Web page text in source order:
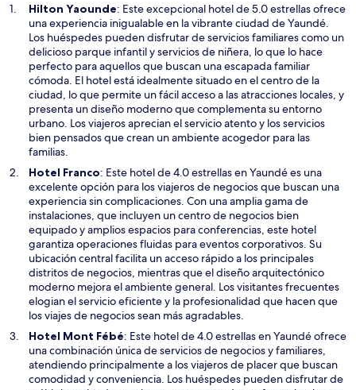
Hilton YaoundeS
e
a
b
r
i
r
á
e
n
a
n
u
e
v
a
v
e
n
t
a
n
a
: Este excepcional hotel de 5.0 estrellas ofrece
una experiencia inigualable en la vibrante ciudad de Yaundé.
Los huéspedes pueden disfrutar de servicios familiares como un
delicioso parque infantil y servicios de niñera, lo que lo hace
perfecto para aquellos que buscan una escapada familiar
cómoda. El hotel está idealmente situado en el centro de la
ciudad, lo que permite un fácil acceso a las atracciones locales, y
presenta un diseño moderno que complementa su entorno
urbano. Los viajeros aprecian el servicio atento y los servicios
bien pensados que crean un ambiente acogedor para las
familias.
Hotel FrancoS
e
a
b
r
i
r
á
e
n
u
n
a
n
u
e
: Este hotel de 4.0 estrellas en Yaundé es una
excelente opción para los viajeros de negocios que buscan una
experiencia sin complicaciones. Con una amplia gama de
instalaciones, que incluyen un centro de negocios bien
equipado y amplios espacios para conferencias, este hotel
garantiza operaciones fluidas para eventos corporativos. Su
ubicación central facilita un acceso rápido a los principales
distritos de negocios, mientras que el diseño arquitectónico
moderno mejora el ambiente general. Los visitantes frecuentes
elogian el servicio eficiente y la profesionalidad que hacen que
los viajes de negocios sean más agradables.
Hotel Mont FébéS
e
a
b
: Este hotel de 4.0 estrellas en Yaundé ofrece
una combinación única de servicios de negocios y familiares,
atendiendo principalmente a los viajeros de placer que buscan
comodidad y conveniencia. Los huéspedes pueden disfrutar de